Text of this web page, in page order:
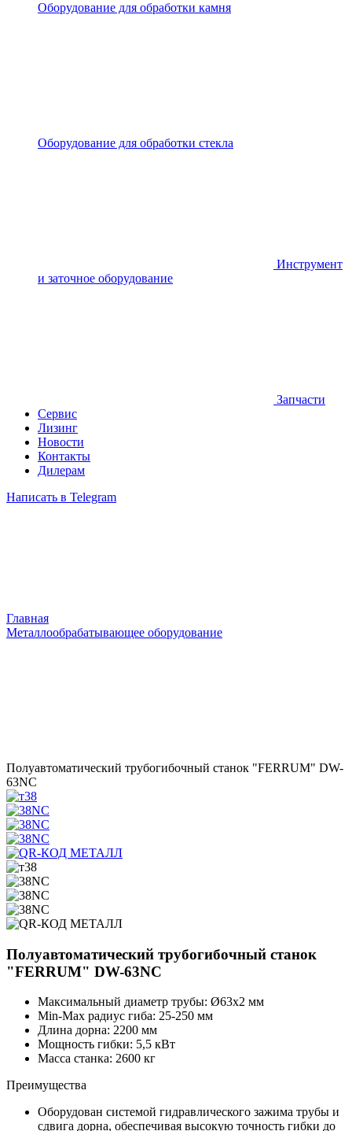
Оборудование для обработки камня
Оборудование для обработки стекла
Инструмент
и заточное оборудование
Запчасти
Сервис
Лизинг
Новости
Контакты
Дилерам
Написать в Telegram
Главная
Металлообрабатывающее оборудование
Полуавтоматический трубогибочный станок "FERRUM" DW-
63NC
Полуавтоматический трубогибочный станок
"FERRUM" DW-63NC
Максимальный диаметр трубы: Ø63х2 мм
Min-Max радиус гиба: 25-250 мм
Длина дорна: 2200 мм
Мощность гибки: 5,5 кВт
Масса станка: 2600 кг
Преимущества
Оборудован системой гидравлического зажима трубы и
сдвига дорна, обеспечивая высокую точность гибки до